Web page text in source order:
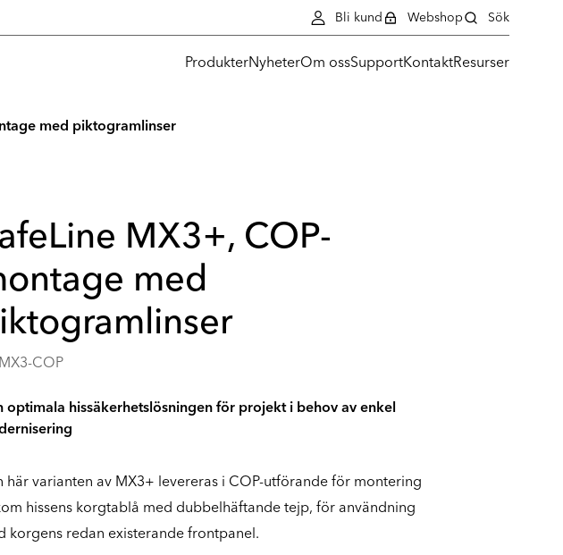
ProdukterNyheterOm ossSupportKontaktResurser
Bli kund Webshop Sök
med piktogramlinser
MX3+, COP-
med
COP
optimala hissäkerhetslösningen för projekt i behov av enkel
här varianten av MX3+ levereras i COP-utförande för montering
hissens korgtablå med dubbelhäftande tejp, för användning
korgens redan existerande frontpanel.